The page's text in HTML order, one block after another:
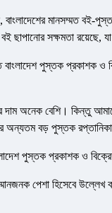
মানসম্মত বই-
ছাপানোর সক্ষমতা রয়েছে,
পুস্তক প্রকাশক ও
দাম অনেক বেশি। কিন্তু
অন্যতম বড় পুস্তক
পুস্তক প্রকাশক ও
পেশা হিসেবে